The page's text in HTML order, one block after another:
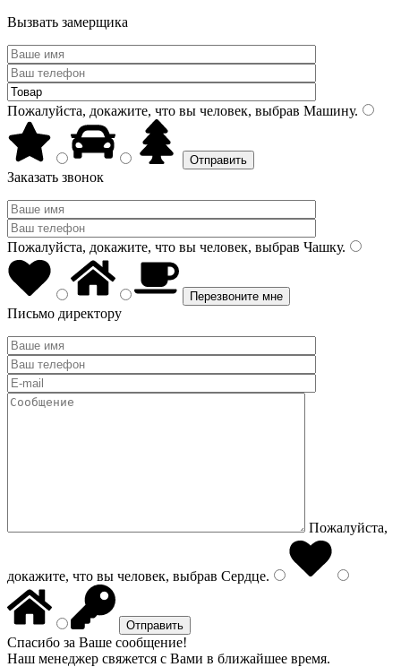
Вызвать замерщика
Пожалуйста, докажите, что вы человек, выбрав Машину.
Заказать звонок
Пожалуйста, докажите, что вы человек, выбрав Чашку.
Письмо директору
Пожалуйста,
докажите, что вы человек, выбрав Сердце.
Спасибо за Ваше сообщение!
Наш менеджер свяжется с Вами в ближайшее время.